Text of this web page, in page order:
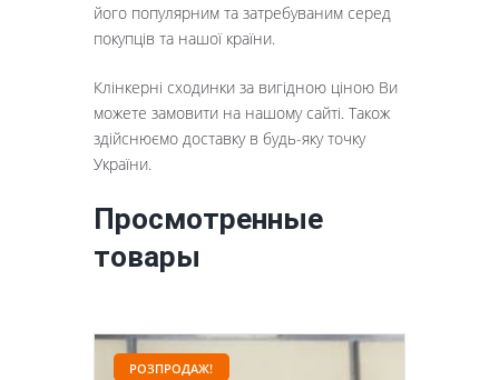
його популярним та затребуваним серед
покупців та нашої країни.
Клінкерні сходинки за вигідною ціною Ви
можете замовити на нашому сайті. Також
здійснюємо доставку в будь-яку точку
України.
Просмотренные
товары
РОЗПРОДАЖ!